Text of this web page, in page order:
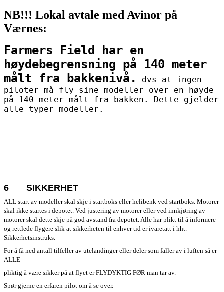
NB!!! Lokal avtale med Avinor på
Værnes:
Farmers Field
har en
høydebegrensning på 140 meter
målt fra bakkenivå.
dvs at ingen
piloter må fly sine modeller over en høyde
på 140 meter målt fra bakken. Dette gjelder
alle typer modeller.
6 SIKKERHET
ALL start av modeller skal skje i startboks eller helibenk ved startboks. Motorer
skal ikke startes i depotet. Ved justering av motorer eller ved innkjøring av
motorer skal dette skje på god avstand fra depotet. Alle har plikt til å informere
og rettlede flygere slik at sikkerheten til enhver tid er ivaretatt i hht.
Sikkerhetsinstruks.
For å få ned antall tilfeller av utelandinger eller deler som faller av i luften så er
ALLE
pliktig å være sikker på at flyet er FLYDYKTIG FØR man tar av.
Spør gjerne en erfaren pilot om å se over.